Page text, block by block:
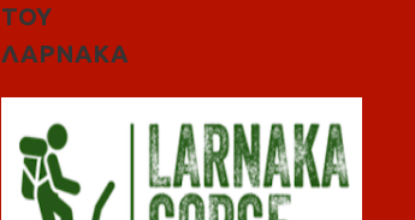
ΤΟΥ
ΛΑΡΝΑΚΑ